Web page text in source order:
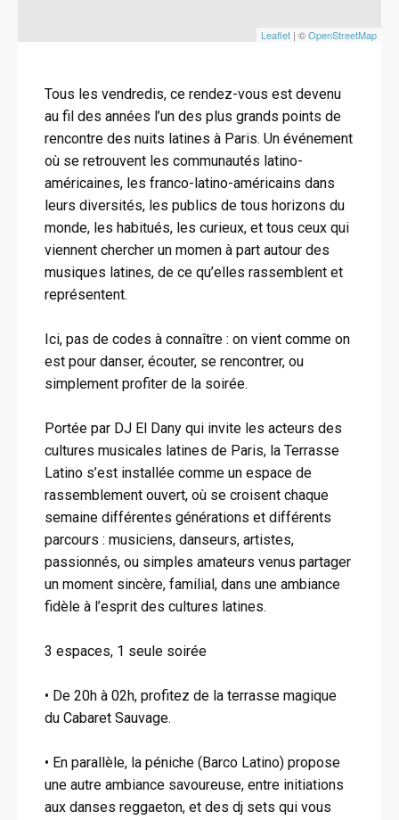
Leaflet | ©OpenStreetMap
Tous les vendredis, ce rendez-vous est devenu
au fil des années l’un des plus grands points de
rencontre des nuits latines à Paris. Un événement
où se retrouvent les communautés latino-
américaines, les franco-latino-américains dans
leurs diversités, les publics de tous horizons du
monde, les habitués, les curieux, et tous ceux qui
viennent chercher un momen à part autour des
musiques latines, de ce qu’elles rassemblent et
représentent.
Ici, pas de codes à connaître : on vient comme on
est pour danser, écouter, se rencontrer, ou
simplement profiter de la soirée.
Portée par DJ El Dany qui invite les acteurs des
cultures musicales latines de Paris, la Terrasse
Latino s’est installée comme un espace de
rassemblement ouvert, où se croisent chaque
semaine différentes générations et différents
parcours : musiciens, danseurs, artistes,
passionnés, ou simples amateurs venus partager
un moment sincère, familial, dans une ambiance
fidèle à l’esprit des cultures latines.
3 espaces, 1 seule soirée
• De 20h à 02h, profitez de la terrasse magique
du Cabaret Sauvage.
• En parallèle, la péniche (Barco Latino) propose
une autre ambiance savoureuse, entre initiations
aux danses reggaeton, et des dj sets qui vous